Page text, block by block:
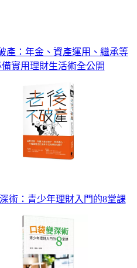
產：年金、資產運用、繼承等
備實用理財生活術全公開
術：青少年理財入門的8堂課